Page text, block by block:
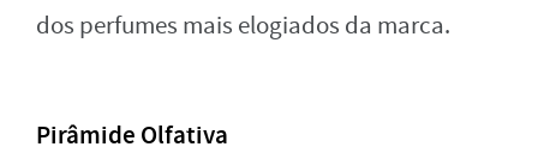
dos perfumes mais elogiados da marca.
Pirâmide Olfativa